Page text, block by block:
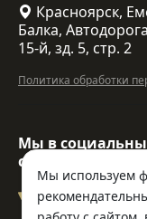
Мы используем
Красноярск,
Балка,
15-й, зд. 5, стр. 2
Политика обработки
Мы в
сетях: